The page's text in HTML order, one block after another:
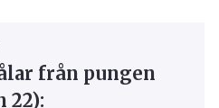
från pungen
22):